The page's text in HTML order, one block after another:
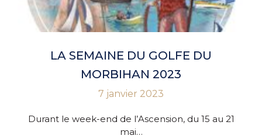
LA SEMAINE DU GOLFE DU
MORBIHAN 2023
7 janvier 2023
Durant le week-end de l’Ascension, du 15 au 21
mai…